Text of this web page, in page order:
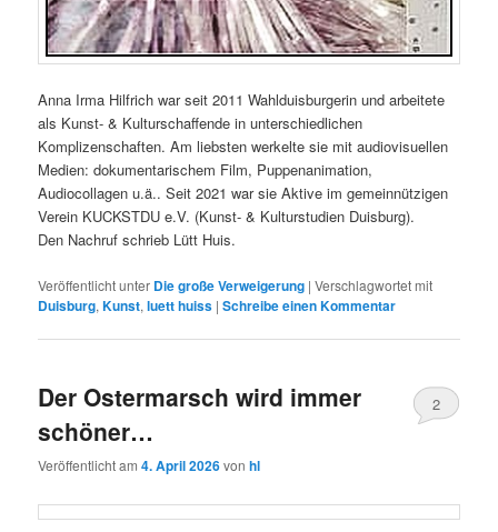
Anna Irma Hilfrich war seit 2011 Wahlduisburgerin und arbeitete
als Kunst- & Kulturschaffende in unterschiedlichen
Komplizenschaften. Am liebsten werkelte sie mit audiovisuellen
Medien: dokumentarischem Film, Puppenanimation,
Audiocollagen u.ä.. Seit 2021 war sie Aktive im gemeinnützigen
Verein KUCKSTDU e.V. (Kunst- & Kulturstudien Duisburg).
Den Nachruf schrieb Lütt Huis.
Veröffentlicht unter Die große Verweigerung |Verschlagwortet mit
Duisburg,Kunst,luett huiss |Schreibe einen Kommentar
Der Ostermarsch wird immer
schöner…
Veröffentlicht am4. April 2026vonhl
2